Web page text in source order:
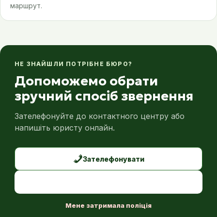
маршрут.
НЕ ЗНАЙШЛИ ПОТРІБНЕ БЮРО?
Допоможемо обрати
зручний спосіб звернення
Зателефонуйте до контактного центру або
напишіть юристу онлайн.
Зателефонувати
Мене затримала поліція